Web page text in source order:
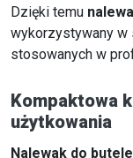
Dzięki temu
wykorzystywany w
stosowanych w
Kompaktowa
użytkowania
Nalewak do